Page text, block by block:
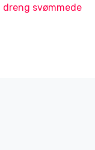
dreng svømmede